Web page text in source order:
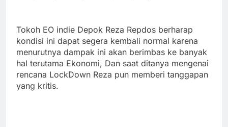
Tokoh EO indie Depok Reza Repdos berharap
kondisi ini dapat segera kembali normal karena
menurutnya dampak ini akan berimbas ke banyak
hal terutama Ekonomi, Dan saat ditanya mengenai
rencana LockDown Reza pun memberi tanggapan
yang kritis.